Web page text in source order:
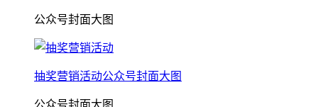
公众号封面大图
抽奖营销活动公众号封面大图
公众号封面大图